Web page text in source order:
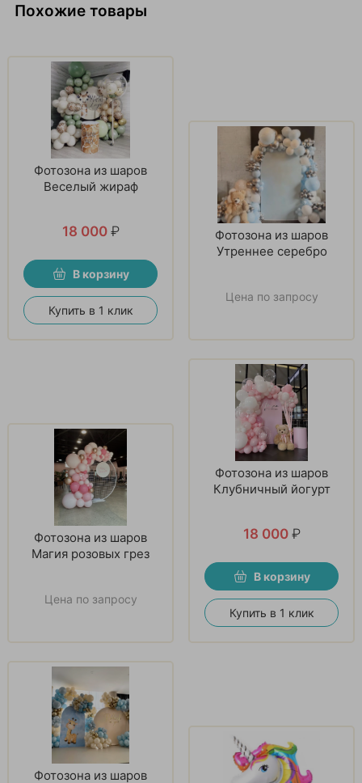
Похожие товары
Фотозона из шаров
Веселый жираф
18 000 ₽
В корзину
Купить в 1 клик
Фотозона из шаров
Утреннее серебро
Цена по запросу
Фотозона из шаров
Магия розовых грез
Цена по запросу
Фотозона из шаров
Клубничный йогурт
18 000 ₽
В корзину
Купить в 1 клик
Фотозона из шаров